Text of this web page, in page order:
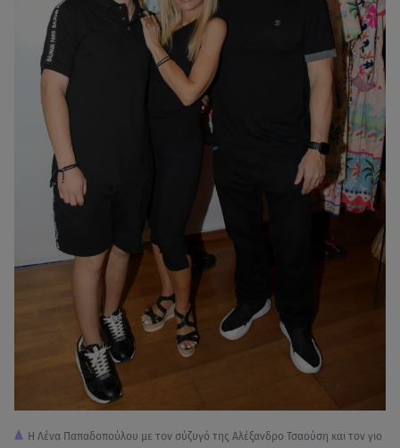
Η Λένα Παπαδοπούλου με τον σύζυγό της Αλέξανδρο Τσαούση και τον γιο